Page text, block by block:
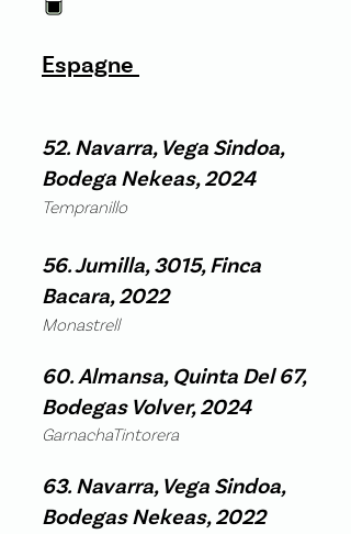
Espagne
52. Navarra, Vega Sindoa,
Bodega Nekeas, 2024
Tempranillo
56. Jumilla, 3015, Finca
Bacara, 2022​
Monastrell
60. Almansa, Quinta Del 67,
Bodegas Volver, 2024
GarnachaTintorera
63. Navarra, Vega Sindoa,
Bodegas Nekeas, 2022​